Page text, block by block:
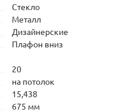
Стекло
Металл
Дизайнерские
Плафон вниз
20
на потолок
15,438
675 мм